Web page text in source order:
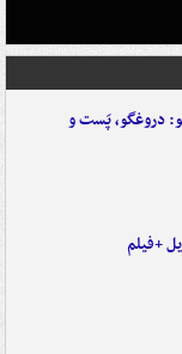
دروغگو، پَست‌ و
+فیلم